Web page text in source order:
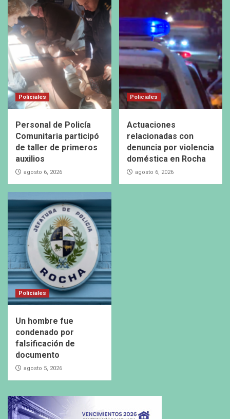
Policiales
Personal de Policía
Comunitaria participó
de taller de primeros
auxilios
agosto 6, 2026
Policiales
Actuaciones
relacionadas con
denuncia por violencia
doméstica en Rocha
agosto 6, 2026
Policiales
Un hombre fue
condenado por
falsificación de
documento
agosto 5, 2026